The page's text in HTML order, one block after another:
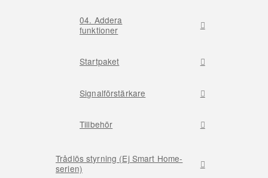
04. Addera
funktioner
Startpaket
Signalförstärkare
Tillbehör
Trådlös styrning (Ej Smart Home-
serien)